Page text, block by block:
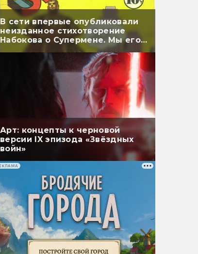
В сети впервые опубликовали
неизданное стихотворение
Набокова о Супермене. Мы его
перевели
Арт: концепты к черновой
версии IX эпизода «Звёздных
войн»